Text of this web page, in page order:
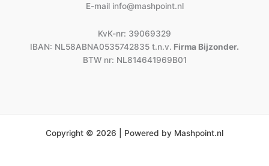
E-mail info@mashpoint.nl
KvK-nr: 39069329
IBAN: NL58ABNA0535742835 t.n.v. Firma Bijzonder.
BTW nr: NL814641969B01
Copyright © 2026 | Powered by Mashpoint.nl